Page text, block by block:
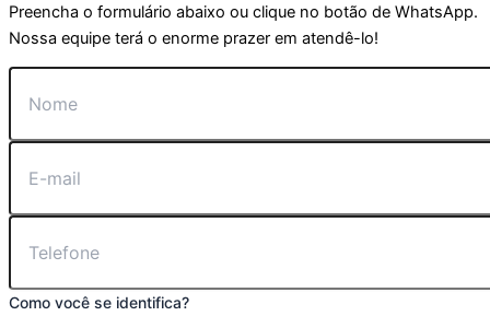
Preencha o formulário abaixo ou clique no botão de WhatsApp.
Nossa equipe terá o enorme prazer em atendê-lo!
Como você se identifica?